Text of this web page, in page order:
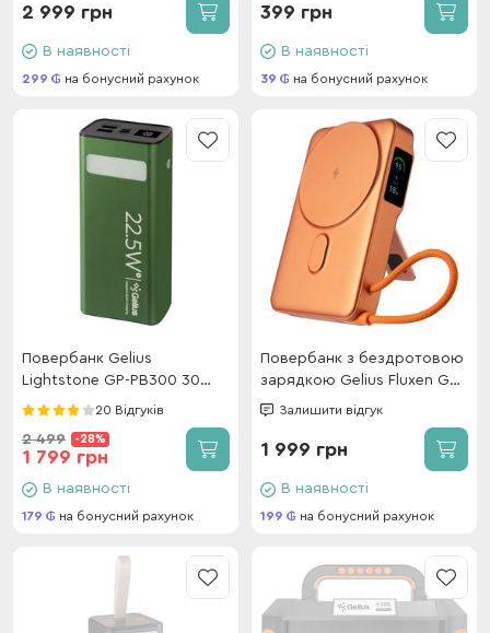
2 999 грн
В наявності
299 на бонусний рахунок
399 грн
В наявності
39 на бонусний рахунок
Повербанк Gelius
Lightstone GP-PB300 30
000mAh QC+PD 22.5W
20 Відгуків
2 499 -28%
1 799 грн
В наявності
179 на бонусний рахунок
Повербанк з бездротовою
зарядкою Gelius Fluxen GP-
PBW120 Magnetic Wireless
Charge Qi2 15W 10000mAh
Orange
Залишити відгук
1 999 грн
В наявності
199 на бонусний рахунок